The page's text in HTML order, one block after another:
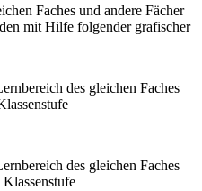
Faches und andere Fächer
mit Hilfe folgender grafischer
des gleichen Faches
des gleichen Faches